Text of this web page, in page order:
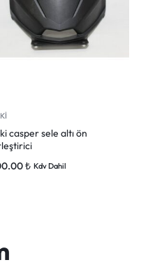
casper sele altı ön
₺ Kdv Dahil